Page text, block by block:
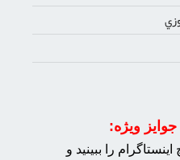
ویژه:
را ببینید و